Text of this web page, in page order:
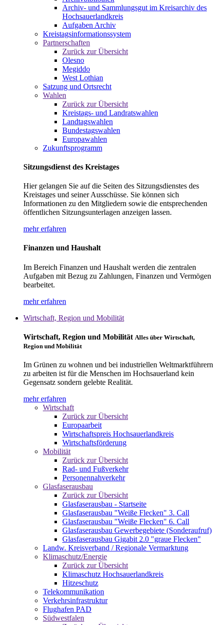
Archiv- und Sammlungsgut im Kreisarchiv des
Hochsauerlandkreis
Aufgaben Archiv
Kreistagsinformationssystem
Partnerschaften
Zurück zur Übersicht
Olesno
Megiddo
West Lothian
Satzung und Ortsrecht
Wahlen
Zurück zur Übersicht
Kreistags- und Landratswahlen
Landtagswahlen
Bundestagswahlen
Europawahlen
Zukunftsprogramm
Sitzungsdienst des Kreistages
Hier gelangen Sie auf die Seiten des Sitzungsdienstes des
Kreistages und seiner Ausschüsse. Sie können sich
Informationen zu den Mitgliedern sowie die entsprechenden
öffentlichen Sitzungsunterlagen anzeigen lassen.
mehr erfahren
Finanzen und Haushalt
Im Bereich Finanzen und Haushalt werden die zentralen
Aufgaben mit Bezug zu Zahlungen, Finanzen und Vermögen
bearbeitet.
mehr erfahren
Wirtschaft, Region und Mobilität
Wirtschaft, Region und Mobilität Alles über Wirtschaft,
Region und Mobilität
Im Grünen zu wohnen und bei industriellen Weltmarktführern
zu arbeiten ist für die Menschen im Hochsauerland kein
Gegensatz sondern gelebte Realität.
mehr erfahren
Wirtschaft
Zurück zur Übersicht
Europaarbeit
Wirtschaftspreis Hochsauerlandkreis
Wirtschaftsförderung
Mobilität
Zurück zur Übersicht
Rad- und Fußverkehr
Personennahverkehr
Glasfaserausbau
Zurück zur Übersicht
Glasfaserausbau - Startseite
Glasfaserausbau "Weiße Flecken" 3. Call
Glasfaserausbau "Weiße Flecken" 6. Call
Glasfaserausbau Gewerbegebiete (Sonderaufruf)
Glasfaserausbau Gigabit 2.0 "graue Flecken"
Landw. Kreisverband / Regionale Vermarktung
Klimaschutz/Energie
Zurück zur Übersicht
Klimaschutz Hochsauerlandkreis
Hitzeschutz
Telekommunikation
Verkehrsinfrastruktur
Flughafen PAD
Südwestfalen